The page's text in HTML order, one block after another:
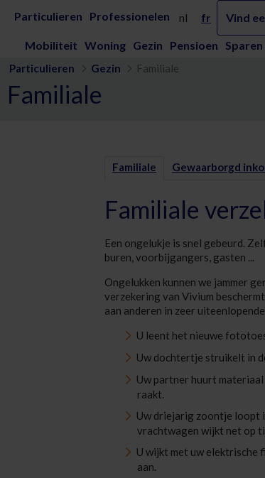
Skip to Main Content
Familiale verzekering | Vivium
Particulieren Professionelen nl fr Vind
Mobiliteit Woning Gezin Pensioen
Particulieren Gezin Familiale
Familiale
Familiale Gewaarborgd
Familiale
Een ongelukje is snel gebeurd.
buren, voorbijgangers, gasten ...
Ongelukken kunnen we jammer
verzekering van Vivium
aan anderen in zeer
U leent het nieuwe
Uw dochtertje struikelt in
Uw partner huurt
raakt.
Uw driejarig zoontje loopt
vrachtwagen wijkt net op
U wijkt met uw elektrische
aan.